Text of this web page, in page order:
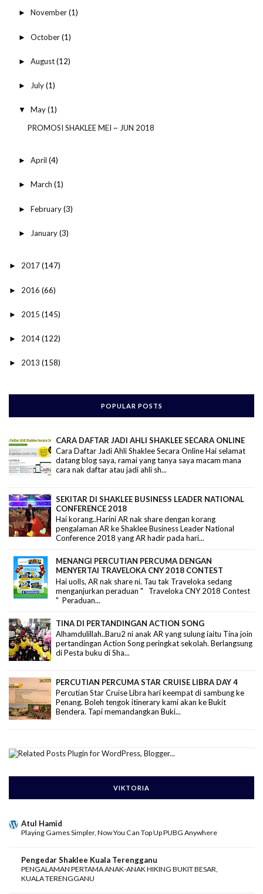
► November(1)
► October(1)
► August(12)
► July(1)
▼ May(1)
PROMOSI SHAKLEE MEI ~ JUN 2018
► April (4)
► March (1)
► February(3)
► January(3)
► 2017(147)
► 2016 (66)
► 2015 (145)
► 2014(122)
► 2013 (158)
POPULAR POSTS
CARA DAFTAR JADI AHLI SHAKLEE SECARA ONLINE
Cara Daftar Jadi Ahli Shaklee Secara Online Hai selamat
datang blog saya, ramai yang tanya saya macam mana
cara nak daftar atau jadi ahli sh...
SEKITAR DI SHAKLEE BUSINESS LEADER NATIONAL
CONFERENCE 2018
Hai korang..Harini AR nak share dengan korang
pengalaman AR ke Shaklee Business Leader National
Conference 2018 yang AR hadir pada hari...
MENANGI PERCUTIAN PERCUMA DENGAN
MENYERTAI TRAVELOKA CNY 2018 CONTEST
Hai uolls, AR nak share ni. Tau tak Traveloka sedang
menganjurkan peraduan " Traveloka CNY 2018 Contest
" Peraduan...
TINA DI PERTANDINGAN ACTION SONG
Alhamdulillah..Baru2 ni anak AR yang sulung iaitu Tina join
pertandingan Action Song peringkat sekolah. Berlangsung
di Pesta buku di Sha...
PERCUTIAN PERCUMA STAR CRUISE LIBRA DAY 4
Percutian Star Cruise Libra hari keempat di sambung ke
Penang. Boleh tengok itinerary kami akan ke Bukit
Bendera. Tapi memandangkan Buki...
VIKTORIA
Atul Hamid
Playing Games Simpler, Now You Can Top Up PUBG Anywhere
Pengedar Shaklee Kuala Terengganu
PENGALAMAN PERTAMA ANAK-ANAK HIKING BUKIT BESAR,
KUALA TERENGGANU